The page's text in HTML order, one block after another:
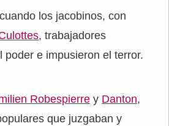
los jacobinos, con
, trabajadores
poder e impusieron el terror.
Robespierre y Danton,
que juzgaban y